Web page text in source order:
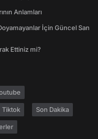
Anlamları
İçin Güncel San
Ettiniz mi?
Tiktok Son Dakika